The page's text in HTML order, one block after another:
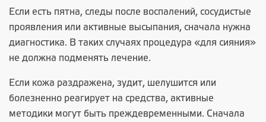
Если есть пятна, следы после воспалений, сосудистые
проявления или активные высыпания, сначала нужна
диагностика. В таких случаях процедура «для сияния»
не должна подменять лечение.
Если кожа раздражена, зудит, шелушится или
болезненно реагирует на средства, активные
методики могут быть преждевременными. Сначала